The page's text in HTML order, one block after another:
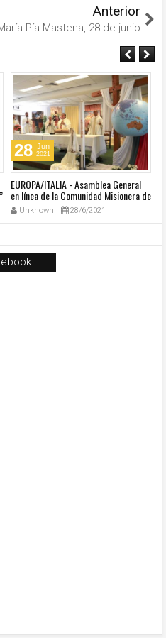
Anterior
Pía Mastena, 28 de junio
28 Jun
2021
EUROPA/ITALIA - Asamblea General
en línea de la Comunidad Misionera de
Villaregia
Unknown 28/6/2021